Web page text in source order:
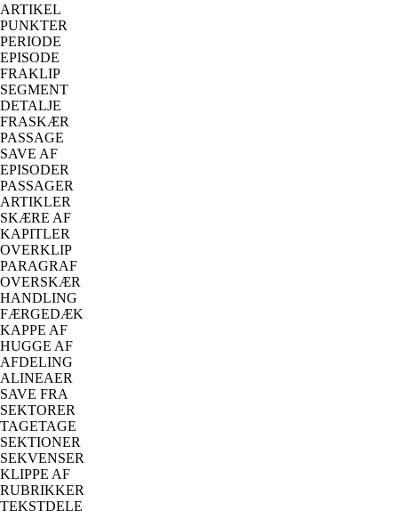
ARTIKEL
PUNKTER
PERIODE
EPISODE
FRAKLIP
SEGMENT
DETALJE
FRASKÆR
PASSAGE
SAVE AF
EPISODER
PASSAGER
ARTIKLER
SKÆRE AF
KAPITLER
OVERKLIP
PARAGRAF
OVERSKÆR
HANDLING
FÆRGEDÆK
KAPPE AF
HUGGE AF
AFDELING
ALINEAER
SAVE FRA
SEKTORER
TAGETAGE
SEKTIONER
SEKVENSER
KLIPPE AF
RUBRIKKER
TEKSTDELE